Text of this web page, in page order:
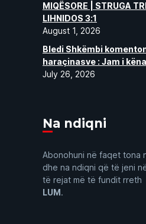
MIQËSORE | STRUGA
LIHNIDOS 3:1
August 1, 2026
Bledi Shkëmbi
haraçinasve : Jam i
July 26, 2026
Na ndiqni
Abonohuni në faqet tona
dhe na ndiqni që të jeni
të rejat më të fundit rreth
LUM.